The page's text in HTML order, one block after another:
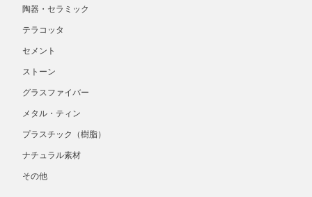
陶器・セラミック
テラコッタ
セメント
ストーン
グラスファイバー
メタル・ティン
プラスチック（樹脂）
ナチュラル素材
その他